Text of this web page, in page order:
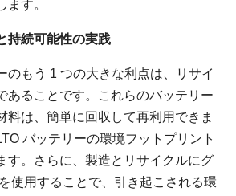
ます。
持続可能性の実践
のもう 1 つの大きな利点は、リサイ
あることです。これらのバッテリー
料は、簡単に回収して再利用できま
バッテリーの環境フットプリント
す。さらに、製造とリサイクルにグ
使用することで、引き起こされる環